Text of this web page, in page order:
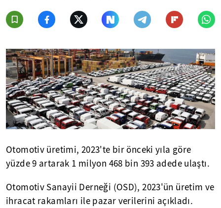
Otomotiv üretimi, 2023'te bir önceki yıla göre
yüzde 9 artarak 1 milyon 468 bin 393 adede ulaştı.
Otomotiv Sanayii Derneği (OSD), 2023'ün üretim ve
ihracat rakamları ile pazar verilerini açıkladı.